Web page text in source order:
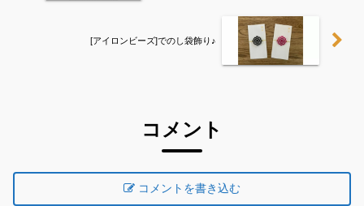
[アイロンビーズ]でのし袋飾り♪
コメント
コメントを書き込む